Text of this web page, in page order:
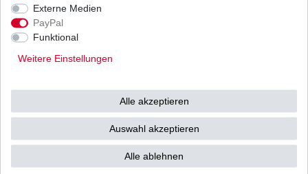
Polaris Sportsman 850 EFI Touring 4WD EPS
Polaris Sportsman 850 XP HO EFI Touring 4WD EPS
Polaris Sportsman 1000 XP EPS
Polaris Sportsman 1000 XP EU EPS
2017
Polaris Sportsman 1000 XP Highlifter EPS
Externe Medien
PayPal
Funktional
Weitere Einstellungen
Alle akzeptieren
Auswahl akzeptieren
Alle ablehnen